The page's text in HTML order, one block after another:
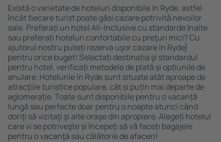
Există o varietate de hoteluri disponibile în Ryde, astfel
încât fiecare turist poate găsi cazare potrivită nevoilor
sale. Preferați un hotel All-Inclusive cu standarde ȋnalte
sau preferați hoteluri confortabile cu preţuri mici? Cu
ajutorul nostru puteți rezerva uşor cazare în Ryde}
pentru orice buget! Selectați destinația şi standardul
pentru hotel, verificați metodele de plată și opțiunile de
anulare. Hotelurile în Ryde sunt situate atât aproape de
atracţiile turistice populare, cât și puțin mai departe de
aglomerație. Toate sunt disponibile pentru o vacanță
lungă sau perfecte doar pentru o noapte atunci când
doriţi să vizitaţi şi alte oraşe din apropiere. Alegeți hotelul
care vi se potriveşte și începeți să vă faceți bagajele
pentru o vacanţă sau călătorie de afaceri!